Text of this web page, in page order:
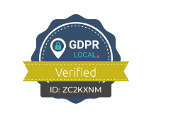
ID: ZC2KXNM